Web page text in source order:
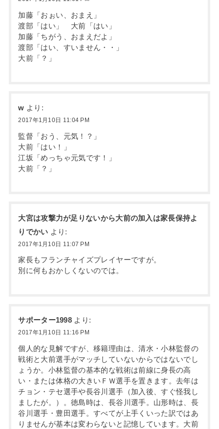
加藤「おぉい、おまえ」
渡部「はい」 大前「はい」
加藤「ちがう、おまえだよ」
渡部「はい、すいません・・」
大前「？」
w より:
2017年1月10日 11:04 PM
監督「おう、元気！？」
大前「はい！」
江坂「めっちゃ元気です！」
大前「？」
大宮は攻撃力が足りないから大前の加入は家長保持よ
りでかい より:
2017年1月10日 11:07 PM
家長もフランチャイズプレイヤーですが。
別に何もおかしくないのでは。
サポーター1998 より:
2017年1月10日 11:16 PM
個人的な見解ですが、移籍理由は、清水・小林監督の
戦術と大前選手がマッチしていないからではないでし
ょうか。小林監督の基本的な戦術は前線に身長の高
い・または体格の大きいＦＷ選手を置きます。去年は
チョン・テセ選手や長谷川選手（加入後、すぐ怪我し
ましたが。）。徳島時は、長谷川選手。山形時は、長
谷川選手・豊田選手。すべてが上手くいった訳ではあ
りませんが基本は変わらないと記憶しています。大前